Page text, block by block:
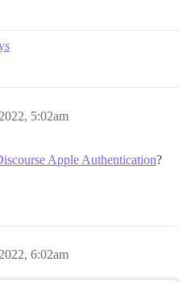
5:02am
Apple Authentication?
6:02am